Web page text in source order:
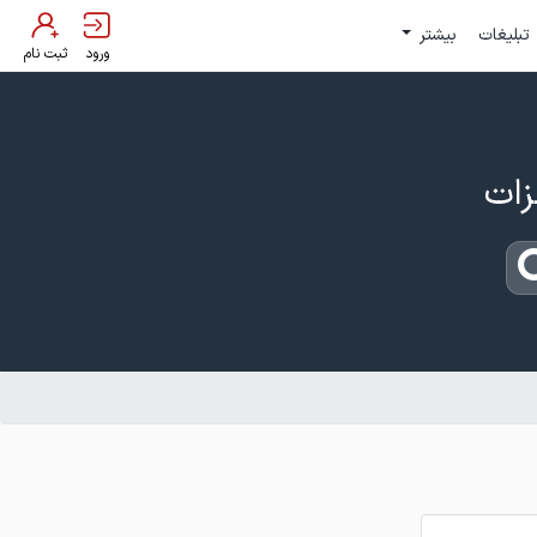
تبلیغات بیشتر
ورود ثبت نام